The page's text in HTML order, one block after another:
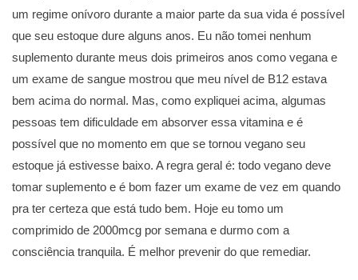
um regime onívoro durante a maior parte da sua vida é possível
que seu estoque dure alguns anos. Eu não tomei nenhum
suplemento durante meus dois primeiros anos como vegana e
um exame de sangue mostrou que meu nível de B12 estava
bem acima do normal. Mas, como expliquei acima, algumas
pessoas tem dificuldade em absorver essa vitamina e é
possível que no momento em que se tornou vegano seu
estoque já estivesse baixo. A regra geral é: todo vegano deve
tomar suplemento e é bom fazer um exame de vez em quando
pra ter certeza que está tudo bem. Hoje eu tomo um
comprimido de 2000mcg por semana e durmo com a
consciência tranquila. É melhor prevenir do que remediar.